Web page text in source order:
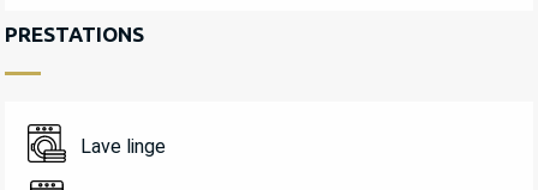
PRESTATIONS
Lave linge